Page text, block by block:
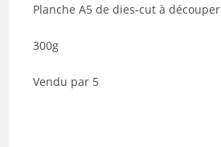
de
Planche A5 de dies-cut à découper
300g
Vendu par 5